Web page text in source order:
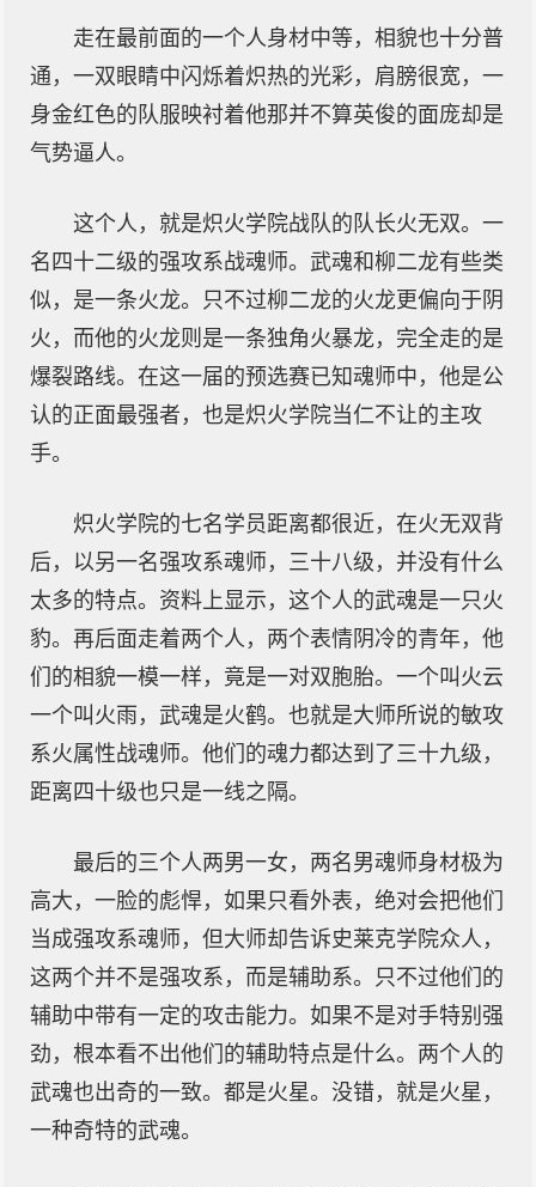
走在最前面的一个人身材中等，相貌也十分普
通，一双眼睛中闪烁着炽热的光彩，肩膀很宽，一
身金红色的队服映衬着他那并不算英俊的面庞却是
气势逼人。
这个人，就是炽火学院战队的队长火无双。一
名四十二级的强攻系战魂师。武魂和柳二龙有些类
似，是一条火龙。只不过柳二龙的火龙更偏向于阴
火，而他的火龙则是一条独角火暴龙，完全走的是
爆裂路线。在这一届的预选赛已知魂师中，他是公
认的正面最强者，也是炽火学院当仁不让的主攻
手。
炽火学院的七名学员距离都很近，在火无双背
后，以另一名强攻系魂师，三十八级，并没有什么
太多的特点。资料上显示，这个人的武魂是一只火
豹。再后面走着两个人，两个表情阴冷的青年，他
们的相貌一模一样，竟是一对双胞胎。一个叫火云
一个叫火雨，武魂是火鹤。也就是大师所说的敏攻
系火属性战魂师。他们的魂力都达到了三十九级，
距离四十级也只是一线之隔。
最后的三个人两男一女，两名男魂师身材极为
高大，一脸的彪悍，如果只看外表，绝对会把他们
当成强攻系魂师，但大师却告诉史莱克学院众人，
这两个并不是强攻系，而是辅助系。只不过他们的
辅助中带有一定的攻击能力。如果不是对手特别强
劲，根本看不出他们的辅助特点是什么。两个人的
武魂也出奇的一致。都是火星。没错，就是火星，
一种奇特的武魂。